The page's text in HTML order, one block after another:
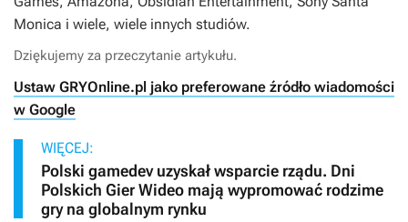
Monica i wiele, wiele innych studiów.
Dziękujemy za przeczytanie artykułu.
Ustaw GRYOnline.pl jako preferowane źródło wiadomości
w Google
WIĘCEJ:
Polski gamedev uzyskał wsparcie rządu. Dni
Polskich Gier Wideo mają wypromować rodzime
gry na globalnym rynku